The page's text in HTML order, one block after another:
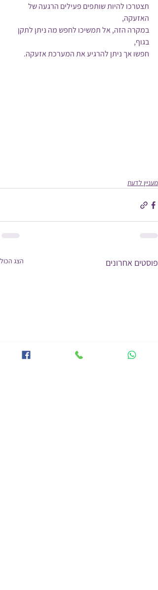
תצטרכו להיות שותפים פעילים הרגעה של
האזעקה,
במקרה הזה, אל תמשיכו לחפש מה ניתן לתקן
בגוף,
חפשו אך ניתן להרגיע את המערכת אזעקה.
מעניין לדעת
פוסטים אחרונים הצג הכול